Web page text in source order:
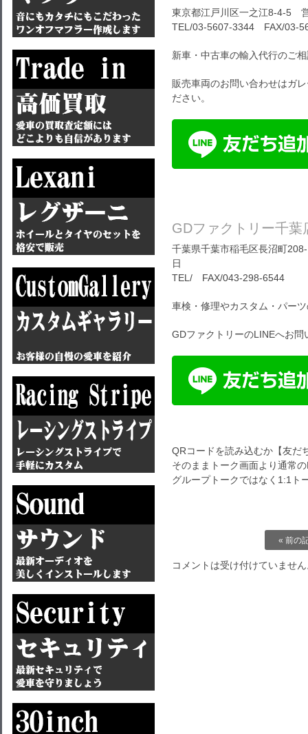
東京都江戸川区一之江8-4-5
TEL/03-5607-3344 FAX/03-
新車・中古車の輸入代行のご
販売車両のお問い合わせはガ
ださい。
GDファクトリー千葉
千葉県千葉市稲毛区長沼町
日
TEL/ FAX/043-298-6544
車検・修理やカスタム・パー
GDファクトリーのLINEへお問
QRコードを読み込むか【友だ
そのままトーク画面より通常
グループトークではなく1:1ト
« 前の
コメントは受け付けていませ